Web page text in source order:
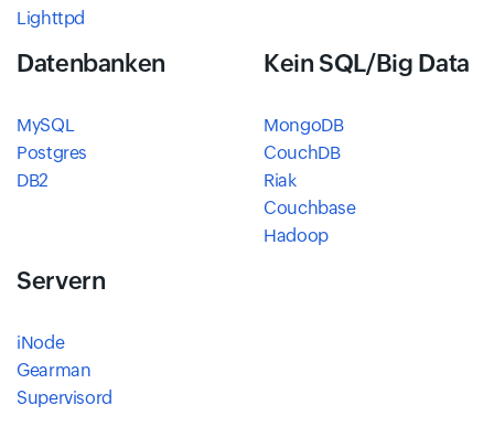
Lighttpd
Datenbanken
MySQL
Postgres
DB2
Kein SQL/Big Data
MongoDB
CouchDB
Riak
Couchbase
Hadoop
Servern
iNode
Gearman
Supervisord